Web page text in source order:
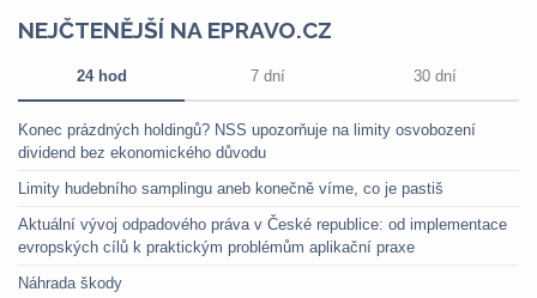
NEJČTENĚJŠÍ NA EPRAVO.CZ
24 hod 7 dní 30 dní
Konec prázdných holdingů? NSS upozorňuje na limity osvobození
dividend bez ekonomického důvodu
Limity hudebního samplingu aneb konečně víme, co je pastiš
Aktuální vývoj odpadového práva v České republice: od implementace
evropských cílů k praktickým problémům aplikační praxe
Náhrada škody